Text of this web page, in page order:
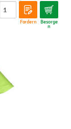
Fordern Besorge
n